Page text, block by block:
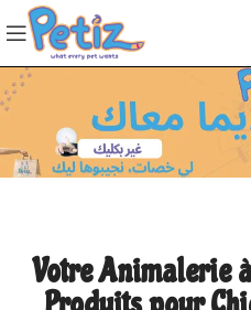
Votre Animalerie